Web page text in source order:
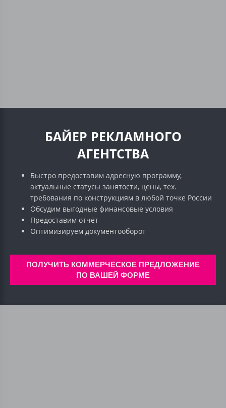
БАЙЕР РЕКЛАМНОГО
АГЕНТСТВА
Быстро предоставим адресную программу,
актуальные статусы занятости, цены, тех.
требования по конструкциям в любой точке России
Обсудим выгодные финансовые условия
Предоставим отчёт
Оптимизируем документооборот
ПОЛУЧИТЬ КОММЕРЧЕСКОЕ ПРЕДЛОЖЕНИЕ
ПО ВАШЕЙ ФОРМЕ